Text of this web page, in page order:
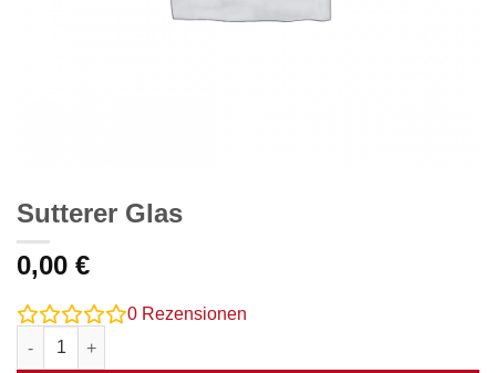
Sutterer Glas
0,00 €
0 Rezensionen
Sutterer Glas Menge